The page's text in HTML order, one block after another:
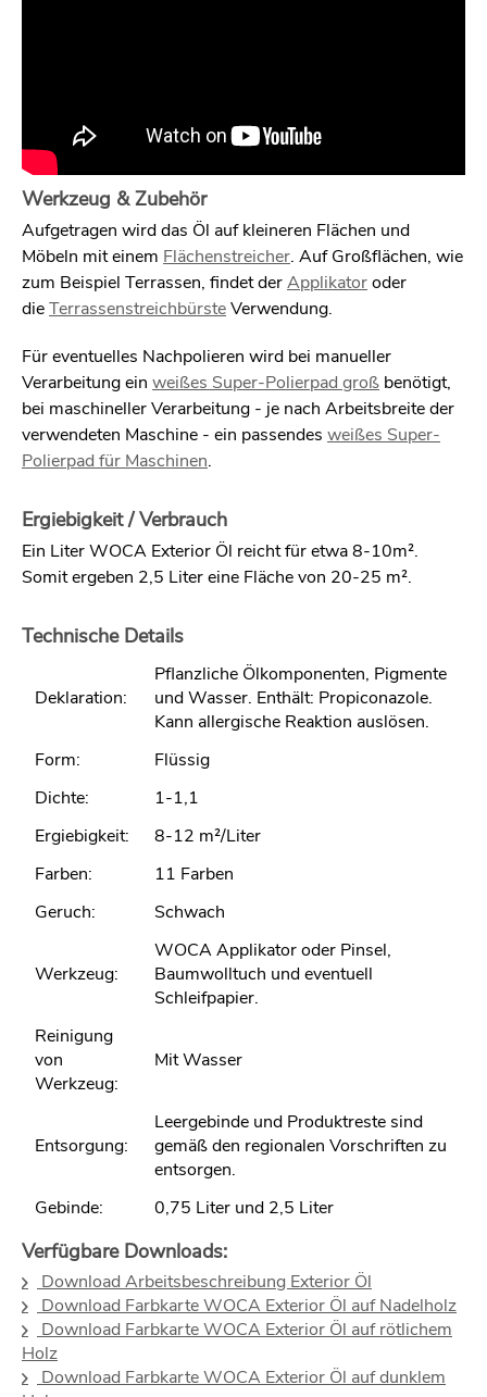
Werkzeug & Zubehör
Aufgetragen wird das Öl auf kleineren Flächen und
Möbeln mit einem Flächenstreicher. Auf Großflächen, wie
zum Beispiel Terrassen, findet derApplikatoroder
dieTerrassenstreichbürsteVerwendung.
Für eventuelles Nachpolieren wird bei manueller
Verarbeitung ein weißes Super-Polierpad groß benötigt,
bei maschineller Verarbeitung - je nach Arbeitsbreite der
verwendeten Maschine - ein passendes weißes Super-
Polierpad für Maschinen.
Ergiebigkeit / Verbrauch
Ein Liter WOCA Exterior Öl reicht für etwa 8-10m².
Somit ergeben 2,5 Liter eine Fläche von 20-25 m².
Technische Details
Deklaration:
Pflanzliche Ölkomponenten, Pigmente
und Wasser. Enthält: Propiconazole.
Kann allergische Reaktion auslösen.
Form:
Flüssig
Dichte:
1-1,1
Ergiebigkeit:
8-12 m²/Liter
Farben:
11 Farben
Geruch:
Schwach
Werkzeug:
WOCA Applikator oder Pinsel,
Baumwolltuch und eventuell
Schleifpapier.
Reinigung
von
Werkzeug:
Mit Wasser
Entsorgung:
Leergebinde und Produktreste sind
gemäß den regionalen Vorschriften zu
entsorgen.
Gebinde:
0,75 Liter und 2,5 Liter
Verfügbare Downloads:
Download Arbeitsbeschreibung Exterior Öl
Download Farbkarte WOCA Exterior Öl auf Nadelholz
Download Farbkarte WOCA Exterior Öl auf rötlichem
Holz
Download Farbkarte WOCA Exterior Öl auf dunklem